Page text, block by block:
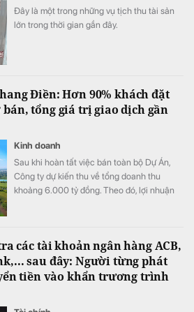
Đây là một trong những vụ tịch thu tài sản
lớn trong thời gian gần đây.
Điền: Hơn 90% khách đặt
tổng giá trị giao dịch gần
Kinh doanh
Sau khi hoàn tất việc bán toàn bộ Dự Án,
Công ty dự kiến thu về tổng doanh thu
khoảng 6.000 tỷ đồng. Theo đó, lợi nhuận
các tài khoản ngân hàng ACB,
sau đây: Người từng phát
tiền vào khẩn trương trình